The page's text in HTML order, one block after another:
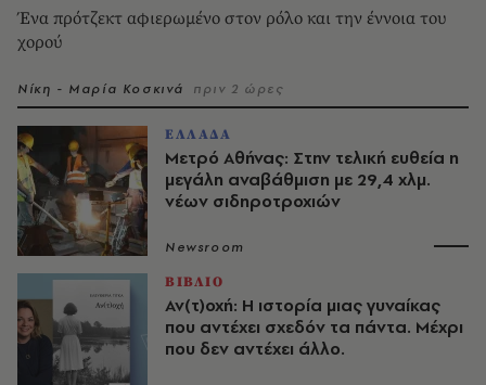
Ένα πρότζεκτ αφιερωμένο στον ρόλο και την έννοια του
χορού
Νίκη - Μαρία Κοσκινά πριν 2 ώρες
ΕΛΛΑΔΑ
Μετρό Αθήνας: Στην τελική ευθεία η
μεγάλη αναβάθμιση με 29,4 χλμ.
νέων σιδηροτροχιών
Newsroom
ΒΙΒΛΙΟ
Αν(τ)οχή: Η ιστορία μιας γυναίκας
που αντέχει σχεδόν τα πάντα. Μέχρι
που δεν αντέχει άλλο.